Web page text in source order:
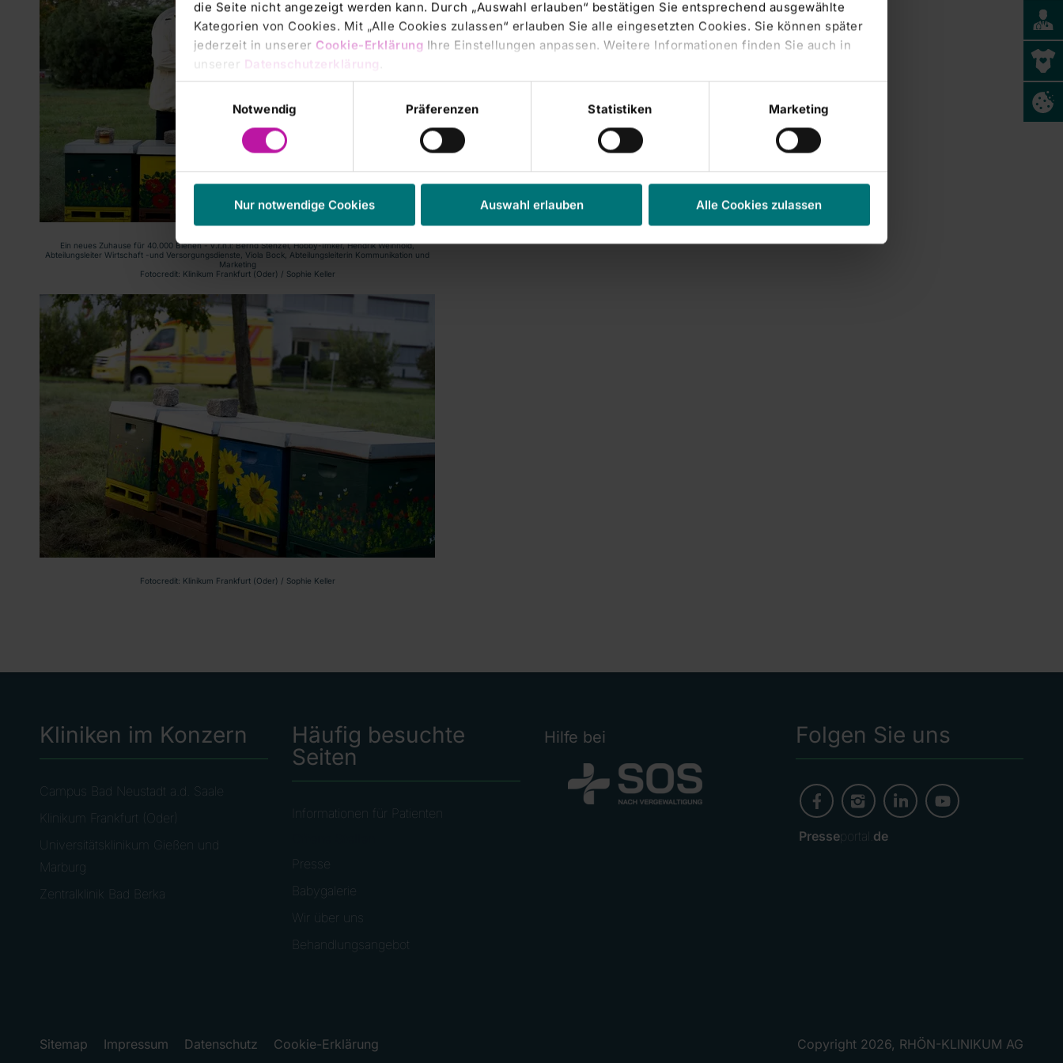
die Seite nicht angezeigt werden kann. Durch „Auswahl erlauben“ bestätigen Sie entsprechend ausgewählte
Kategorien von Cookies. Mit „Alle Cookies zulassen“ erlauben Sie alle eingesetzten Cookies. Sie können später
jederzeit in unserer Cookie-Erklärung Ihre Einstellungen anpassen. Weitere Informationen finden Sie auch in
unserer Datenschutzerklärung
Notwendig
Präferenzen Statistiken Marketing
Nur notwendige Cookies Auswahl erlauben Alle Cookies zulassen
Ein neues Zuhause für 40.000 Bienen - v.r.n.l: Bernd Stenzel, Hobby-Imker, Hendrik Weinhold,
Abteilungsleiter Wirtschaft -und Versorgungsdienste, Viola Bock, Abteilungsleiterin Kommunikation und
Marketing
Fotocredit: Klinikum Frankfurt (Oder) / Sophie Keller
Fotocredit: Klinikum Frankfurt (Oder) / Sophie Keller
Kliniken im Konzern
Campus Bad Neustadt a.d. Saale
Klinikum Frankfurt (Oder)
Universitätsklinikum Gießen und
Marburg
Zentralklinik Bad Berka
Häufig besuchte
Seiten
Informationen für Patienten
Presse
Babygalerie
Wir über uns
Behandlungsangebot
Hilfe bei Folgen Sie uns
Presseportal. de
Sitemap Impressum Datenschutz Cookie-Erklärung Copyright 2026, RHÖN-KLINIKUM AG